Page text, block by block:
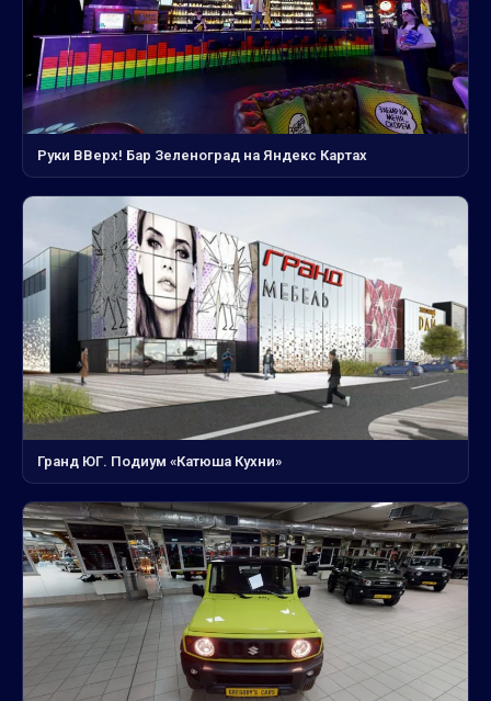
Руки ВВерх! Бар Зеленоград на Яндекс Картах
Гранд ЮГ. Подиум «Катюша Кухни»